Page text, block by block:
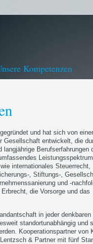
Kompetenzen
und hat sich von einer
Gesellschaft entwickelt, die
Berufserfahrungen
internationales Steuerrecht,
, Stiftungs-,
und -
die Vorsorge und das
in jeder denkbaren
standortunabhängig und
Kooperationspartner von
& Partner mit fünf